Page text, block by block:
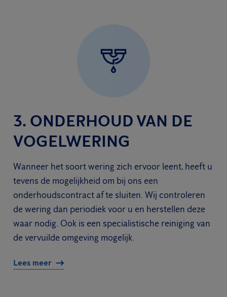
3. ONDERHOUD VAN DE
VOGELWERING
Wanneer het soort wering zich ervoor leent, heeft u
tevens de mogelijkheid om bij ons een
onderhoudscontract af te sluiten. Wij controleren
de wering dan periodiek voor u en herstellen deze
waar nodig. Ook is een specialistische reiniging van
de vervuilde omgeving mogelijk.
Lees meer